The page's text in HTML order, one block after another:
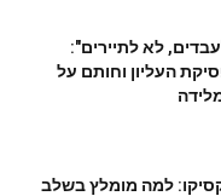
לא לתיירים":
העליון וחותם על
למה מומלץ בשלב